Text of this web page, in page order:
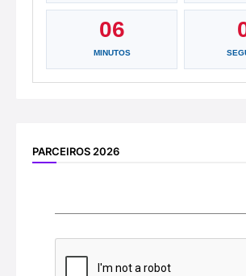
06
MINUTOS
PARCEIROS 2026